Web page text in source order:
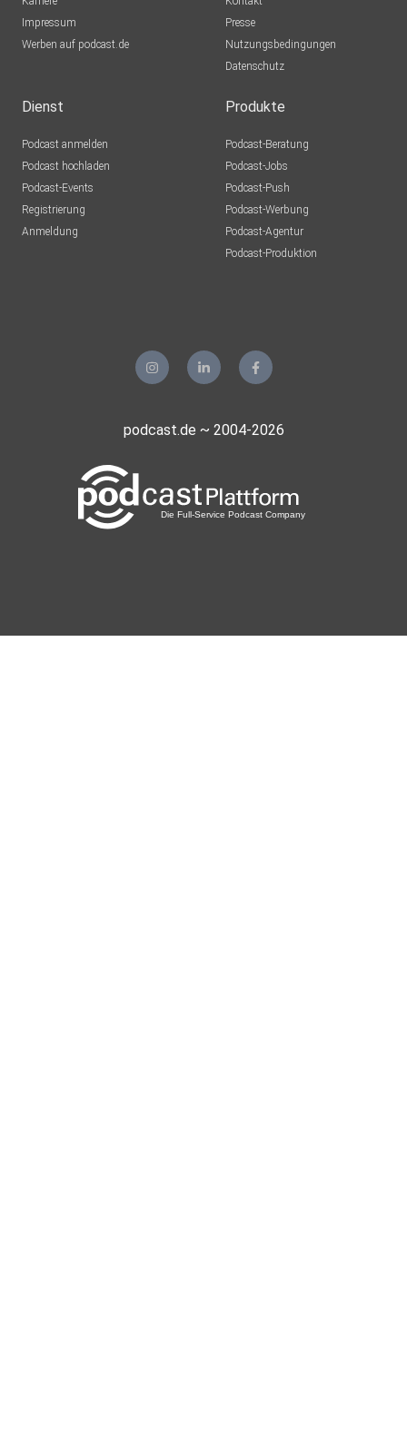
Impressum
Werben auf podcast.de
Presse
Nutzungsbedingungen
Datenschutz
Dienst
Podcast anmelden
Podcast hochladen
Podcast-Events
Registrierung
Anmeldung
Produkte
Podcast-Beratung
Podcast-Jobs
Podcast-Push
Podcast-Werbung
Podcast-Agentur
Podcast-Produktion
podcast.de ~ 2004-2026